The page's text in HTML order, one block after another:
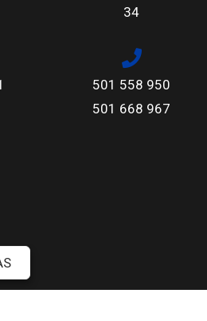
34
501 558 950
501 668 967